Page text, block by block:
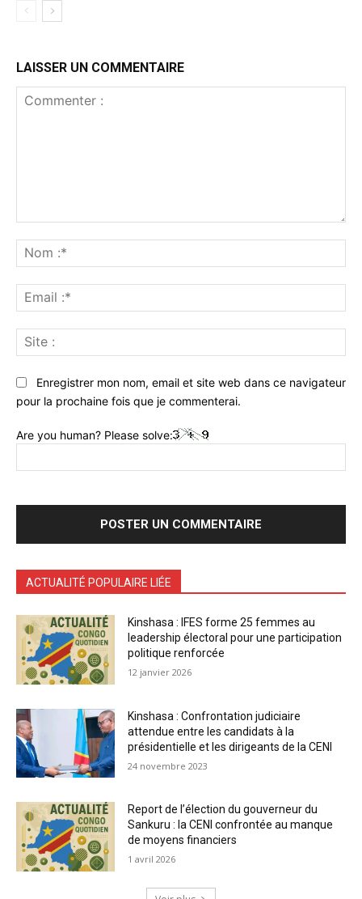
LAISSER UN COMMENTAIRE
:*
:*
:
Enregistrer mon nom, email et site web dans ce navigateur
pour la prochaine fois que je commenterai.
Are you human? Please solve:
ACTUALITÉ POPULAIRE LIÉE
Kinshasa : IFES forme 25 femmes au
leadership électoral pour une participation
politique renforcée
12 janvier 2026
Kinshasa : Confrontation judiciaire
attendue entre les candidats à la
présidentielle et les dirigeants de la CENI
24 novembre 2023
Report de l’élection du gouverneur du
Sankuru : la CENI confrontée au manque
de moyens financiers
1 avril 2026